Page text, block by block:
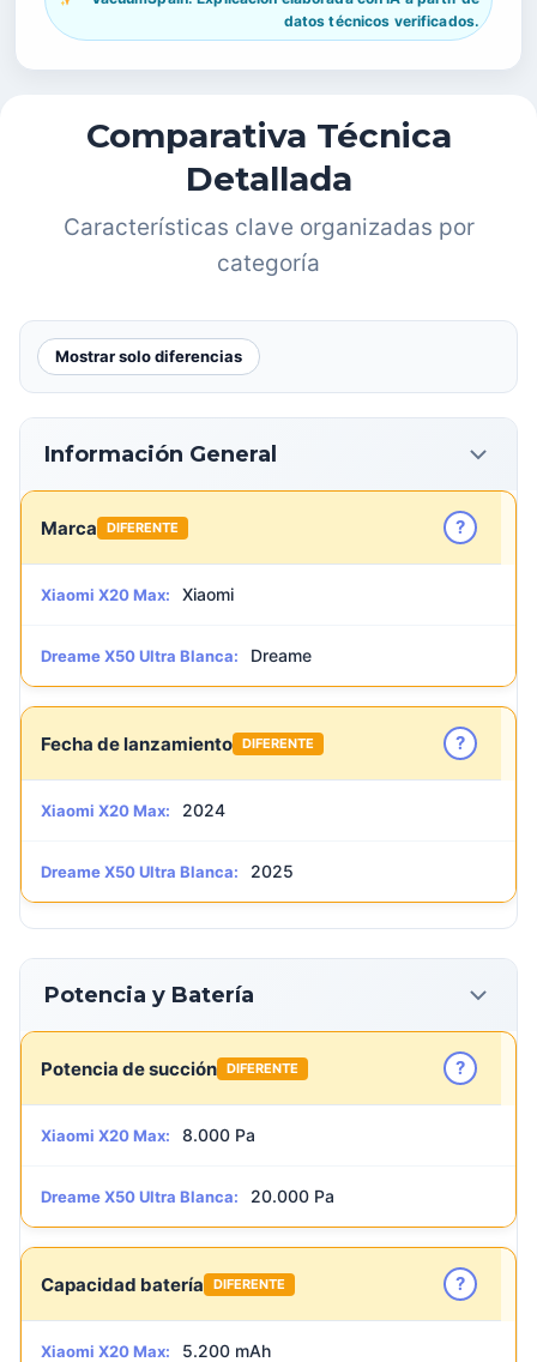
datos técnicos verificados.
Comparativa Técnica
Detallada
Características clave organizadas por
categoría
Mostrar solo diferencias
Información General
Marca DIFERENTE ?
Xiaomi X20 Max: Xiaomi
Dreame X50 Ultra Blanca: Dreame
Fecha de lanzamiento DIFERENTE ?
Xiaomi X20 Max: 2024
Dreame X50 Ultra Blanca: 2025
Potencia y Batería
Potencia de succión DIFERENTE ?
Xiaomi X20 Max: 8.000 Pa
Dreame X50 Ultra Blanca: 20.000 Pa
Capacidad batería DIFERENTE ?
Xiaomi X20 Max: 5.200 mAh